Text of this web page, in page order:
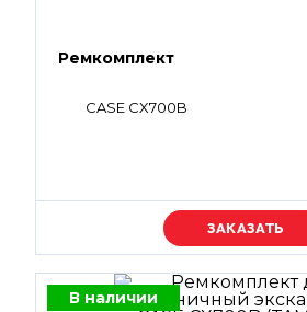
Ремкомплект
CASE CX700B
Уточняйте цену
В наличии